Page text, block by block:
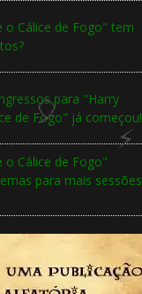
o Cálice de Fogo" tem
para "Harry
de Fogo" já começou!
o Cálice de Fogo"
para mais sessões